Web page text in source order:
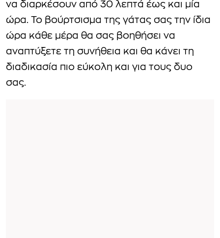
να διαρκέσουν από 30 λεπτά έως και μία
ώρα. Το βούρτσισμα της γάτας σας την ίδια
ώρα κάθε μέρα θα σας βοηθήσει να
αναπτύξετε τη συνήθεια και θα κάνει τη
διαδικασία πιο εύκολη και για τους δυο
σας.